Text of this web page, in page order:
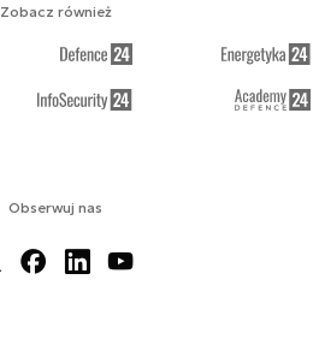
Obserwuj nas
Zobacz również